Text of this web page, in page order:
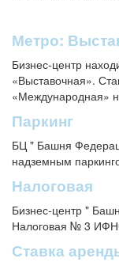
Метро:
Бизнес-центр
«Выставочная».
«Международная»
Паркинг
БЦ " Башня
надземным
Налоговая
Бизнес-центр "
Налоговая № 3
Ставка